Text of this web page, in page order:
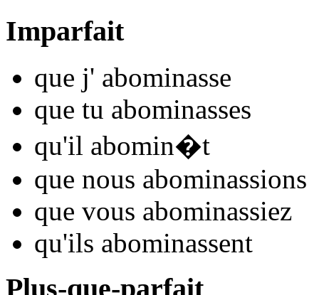
Imparfait
que j' abominasse
que tu abominasses
qu'il abomin�t
que nous abominassions
que vous abominassiez
qu'ils abominassent
Plus-que-parfait